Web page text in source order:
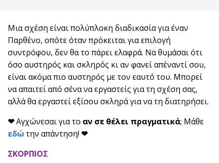
Μια σχέση είναι πολύπλοκη διαδικασία για έναν
Παρθένο, οπότε όταν πρόκειται για επιλογή
συντρόφου, δεν θα το πάρει ελαφρά. Να θυμάσαι ότι
όσο αυστηρός και σκληρός κι αν φανεί απέναντί σου,
είναι ακόμα πιο αυστηρός με τον εαυτό του. Μπορεί
να απαιτεί από σένα να εργαστείς για τη σχέση σας,
αλλά θα εργαστεί εξίσου σκληρά για να τη διατηρήσει.
❤Αγχώνεσαι για το αν σε θέλει πραγματικά; Μάθε
εδώτην απάντηση! ❤
ΣΚΟΡΠΙΟΣ